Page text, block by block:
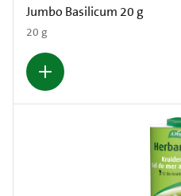
Jumbo Basilicum 20 g
20 g